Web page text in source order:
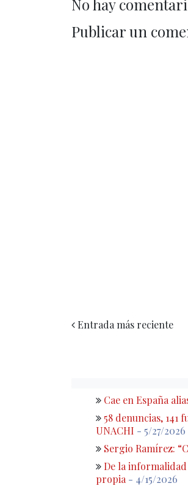
No hay
Publicar un
Entrada más reciente
Cae en España
58 denuncias, 141
UNACHI - 5/27/2026
Sergio Ramírez:
De la
propia - 4/15/2026